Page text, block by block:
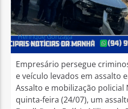
Henrique Gonzaga
25 DE JULHO DE 2025
Empresário persegue
e veículo levados em assalto
Assalto e mobilização policial
quinta-feira (24/07), um